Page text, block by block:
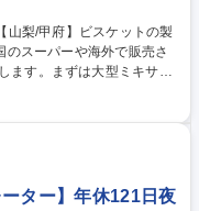
ます。まずは大型ミキサー
メンテナンスや品質管理な
です 【入社後の流れ】まず
てくれば品質管理、機械メ
て専門性を広げることが可
ター】年休121日夜